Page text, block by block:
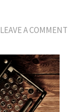
LEAVE A COMMENT